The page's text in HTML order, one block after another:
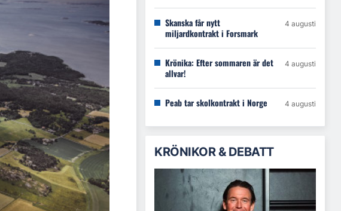
Skanska får nytt
miljardkontrakt i Forsmark
4 augusti
Krönika: Efter sommaren är det
allvar!
4 augusti
Peab tar skolkontrakt i Norge 4 augusti
KRÖNIKOR & DEBATT